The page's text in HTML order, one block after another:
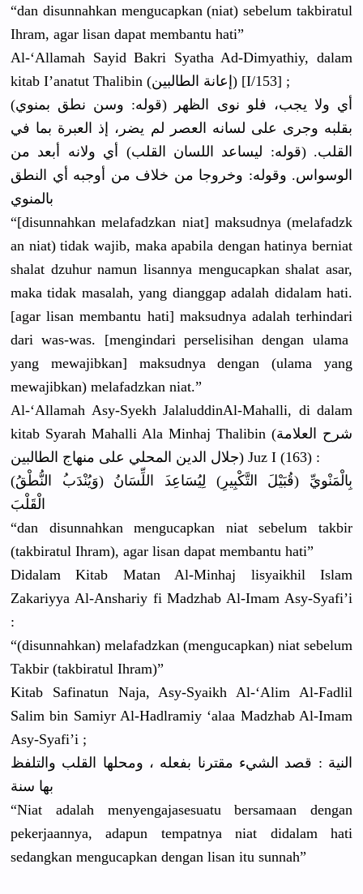
“dan disunnahkan mengucapkan (niat) sebelum takbiratul
Ihram, agar lisan dapat membantu hati”
Al-‘Allamah Sayid Bakri Syatha Ad-Dimyathiy, dalam
kitab I’anatut Thalibin (إعانة الطالبين) [I/153] ;
(قوله: وسن نطق بمنوي) أي ولا يجب، فلو نوى الظهر
بقلبه وجرى على لسانه العصر لم يضر، إذ العبرة بما في
القلب. (قوله: ليساعد اللسان القلب) أي ولانه أبعد من
الوسواس. وقوله: وخروجا من خلاف من أوجبه أي النطق
بالمنوي
“[disunnahkan melafadzkan niat] maksudnya (melafadzk
an niat) tidak wajib, maka apabila dengan hatinya berniat
shalat dzuhur namun lisannya mengucapkan shalat asar,
maka tidak masalah, yang dianggap adalah didalam hati.
[agar lisan membantu hati] maksudnya adalah terhindari
dari was-was. [mengindari perselisihan dengan ulama
yang mewajibkan] maksudnya dengan (ulama yang
mewajibkan) melafadzkan niat.”
Al-‘Allamah Asy-Syekh JalaluddinAl-Mahalli, di dalam
kitab Syarah Mahalli Ala Minhaj Thalibin (شرح العلامة
جلال الدين المحلي على منهاج الطالبين) Juz I (163) :
(وَيُنْدَبُ النُّطْقُ) بِالْمَنْوِيِّ (قُبَيْلَ التَّكْبِيرِ) لِيُسَاعِد َ اللِّسَانُ
الْقَلْبَ
“dan disunnahkan mengucapkan niat sebelum takbir
(takbiratul Ihram), agar lisan dapat membantu hati”
Didalam Kitab Matan Al-Minhaj lisyaikhil Islam
Zakariyya Al-Anshariy fi Madzhab Al-Imam Asy-Syafi’i
:
“(disunnahkan) melafadzkan (mengucapkan) niat sebelum
Takbir (takbiratul Ihram)”
Kitab Safinatun Naja, Asy-Syaikh Al-‘Alim Al-Fadlil
Salim bin Samiyr Al-Hadlramiy ‘alaa Madzhab Al-Imam
Asy-Syafi’i ;
النية : قصد الشيء مقترنا بفعله ، ومحلها القلب والتلفظ
بها سنة
“Niat adalah menyengajasesuatu bersamaan dengan
pekerjaannya, adapun tempatnya niat didalam hati
sedangkan mengucapkan dengan lisan itu sunnah”